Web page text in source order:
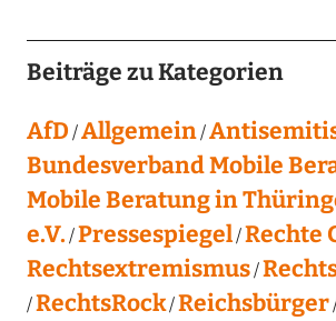
Beiträge zu Kategorien
AfD Allgemein
Bundesverband Mobile
Mobile Beratung in
e.V. Pressespiegel Rechte
Rechtsextremismus
RechtsRock Reichsbürger